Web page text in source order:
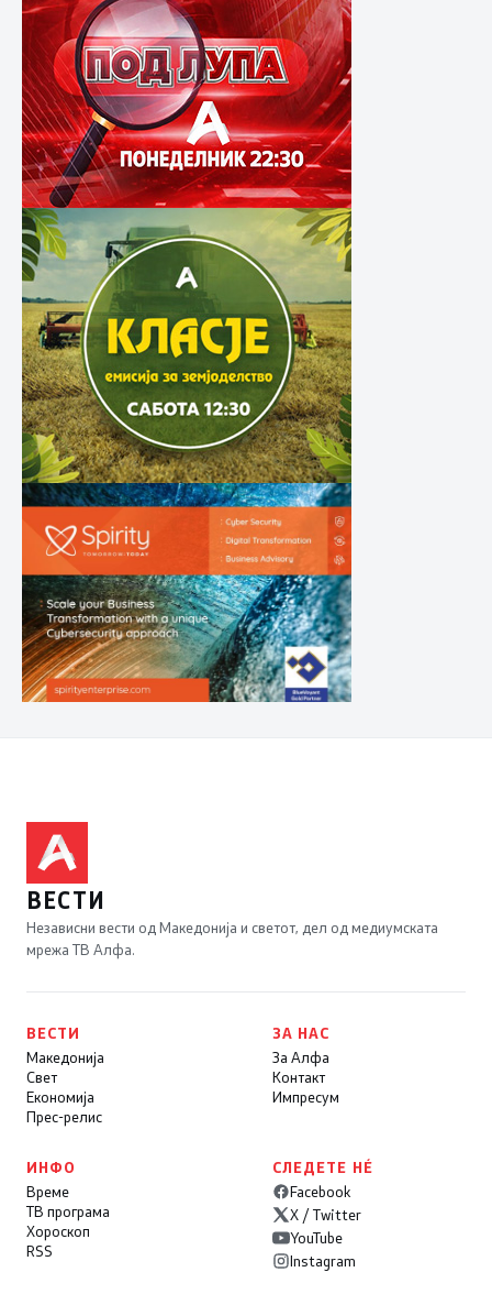
ВЕСТИ
Независни вести од Македонија и светот, дел од медиумската
мрежа ТВ Алфа.
ВЕСТИ
Македонија
Свет
Економија
Прес-релис
ЗА НАС
За Алфа
Контакт
Импресум
ИНФО
Време
ТВ програма
Хороскоп
RSS
СЛЕДЕТЕ НÉ
Facebook
X / Twitter
YouTube
Instagram